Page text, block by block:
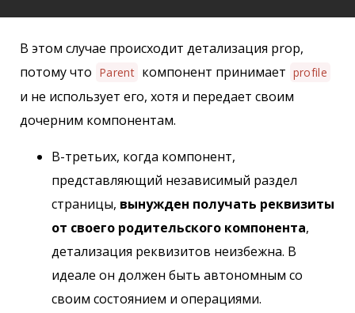
В этом случае происходит детализация prop,
потому что Parent компонент принимает profile
и не использует его, хотя и передает своим
дочерним компонентам.
В-третьих, когда компонент,
представляющий независимый раздел
страницы, вынужден получать реквизиты
от своего родительского компонента,
детализация реквизитов неизбежна. В
идеале он должен быть автономным со
своим состоянием и операциями.